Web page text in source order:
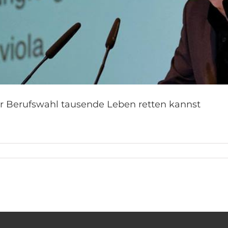
Berufswahl tausende Leben retten kannst